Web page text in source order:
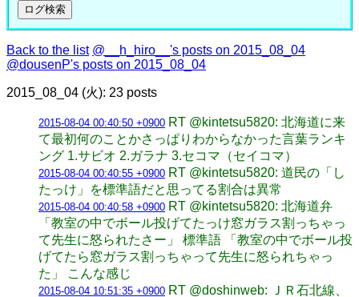
Back to the list @__h_hiro__'s posts on 2015_08_04
@dousenP's posts on 2015_08_04
2015_08_04 (火): 23 posts
2015-08-04 00:40:50 +0900 RT @kintetsu5820: 北海道に来
て最初何のことかさっぱりわからなかった言葉ランキ
ング 1.サビオ 2.ガラナ 3.セコマ（セイコマ）
2015-08-04 00:40:55 +0900 RT @kintetsu5820: 道民の「し
たっけ」を標準語だと思ってる割合は異常
2015-08-04 00:40:58 +0900 RT @kintetsu5820: 北海道弁
「教室の中でボール投げてたっけ窓ガラス割っちゃっ
て先生に怒られたさー」 標準語 「教室の中でボール投
げてたら窓ガラス割っちゃって先生に怒られちゃっ
た」 こんな感じ
2015-08-04 10:51:35 +0900 RT @doshinweb: ＪＲ石北線、